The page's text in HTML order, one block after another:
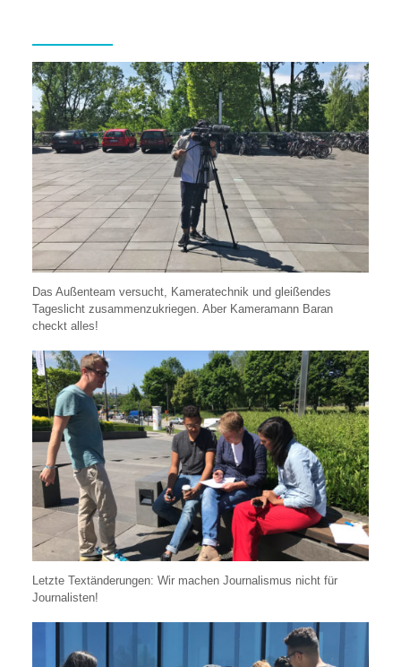
Das Außenteam versucht, Kameratechnik und gleißendes
Tageslicht zusammenzukriegen. Aber Kameramann Baran
checkt alles!
Letzte Textänderungen: Wir machen Journalismus nicht für
Journalisten!